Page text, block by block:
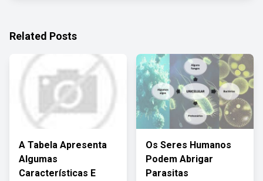
Related Posts
A Tabela Apresenta
Algumas
Características E
Os Seres Humanos
Podem Abrigar
Parasitas